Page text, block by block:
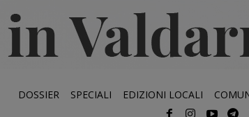
DOSSIER SPECIALI EDIZIONI LOCALI